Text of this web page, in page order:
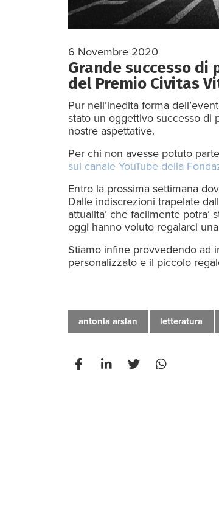
6 Novembre 2020
Grande successo
del Premio Civitas
Pur nell’inedita forma
stato un oggettivo successo di
nostre aspettative.
Per chi non avesse potuto
sul canale YouTube della
Entro la prossima settimana
Dalle indiscrezioni trapelate
attualita’ che facilmente
oggi hanno voluto regalarci
Stiamo infine provvedendo ad
personalizzato e il piccolo
antonia arslan letteratura